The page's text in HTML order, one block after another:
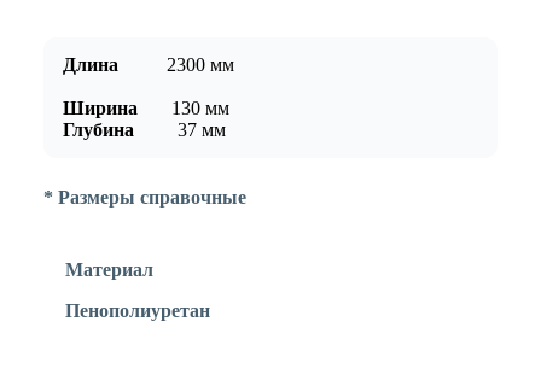
Длина 2300 мм
Ширина 130 мм
Глубина
37 мм
* Размеры справочные
Материал
Пенополиуретан